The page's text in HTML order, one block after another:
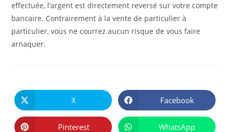
effectuée, l’argent est directement reversé sur votre compte
bancaire. Contrairement à la vente de particulier à
particulier, vous ne courrez aucun risque de vous faire
arnaquer.
CE
CONTENU
Ouvrir
dans
une
autre
X Ouvrir
dans
une
autre
Facebook
Ouvrir
Pinterest Ouvrir
WhatsApp